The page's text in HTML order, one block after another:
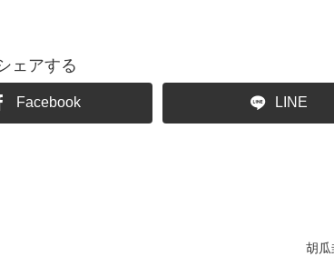
ェアする
Facebook LINE
胡瓜